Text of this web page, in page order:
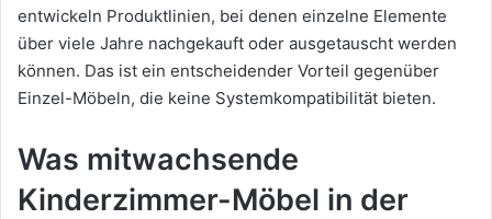
entwickeln Produktlinien, bei denen einzelne Elemente
über viele Jahre nachgekauft oder ausgetauscht werden
können. Das ist ein entscheidender Vorteil gegenüber
Einzel-Möbeln, die keine Systemkompatibilität bieten.
Was mitwachsende
Kinderzimmer-Möbel in der